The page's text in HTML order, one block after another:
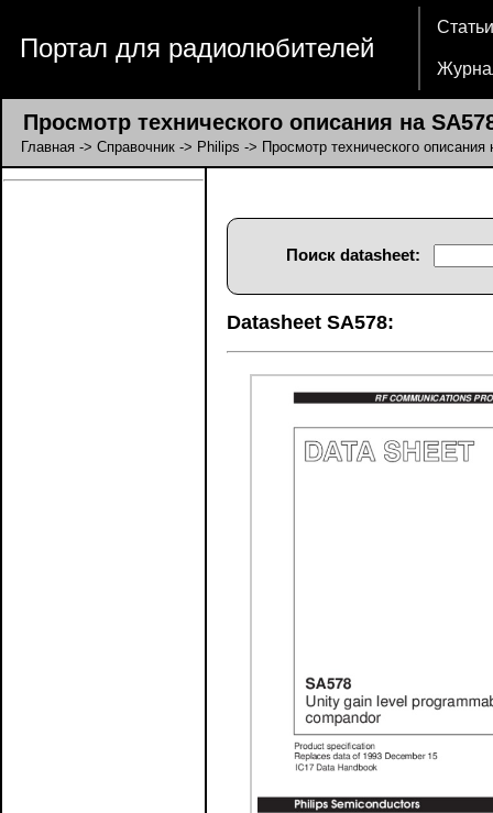
Портал для радиолюбителей
Статьи
Просмотр технического описания на
Главная -> Справочник -> Philips -> Просмотр технического описания
Поиск datasheet:
Datasheet SA578: